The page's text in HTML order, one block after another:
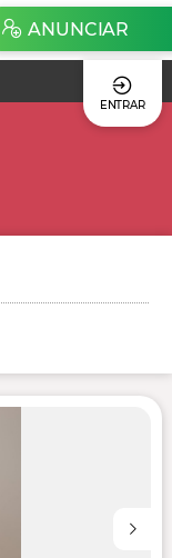
ENTRAR
ANUNCIAR